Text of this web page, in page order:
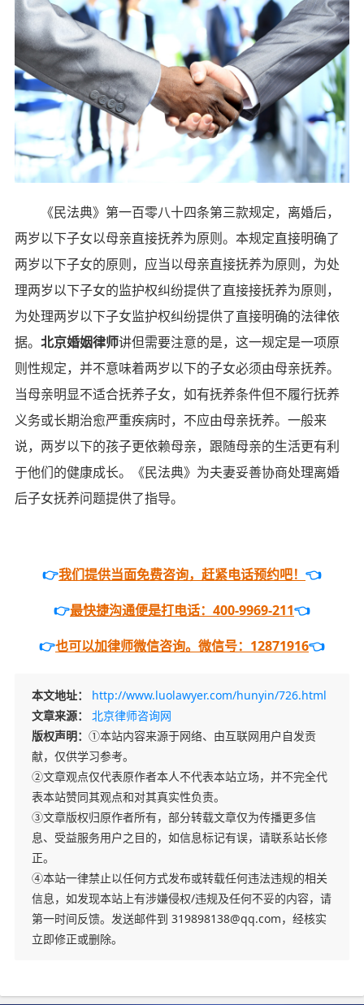
《民法典》第一百零八十四条第三款规定，离婚后，
两岁以下子女以母亲直接抚养为原则。本规定直接明确了
两岁以下子女的原则，应当以母亲直接抚养为原则，为处
理两岁以下子女的监护权纠纷提供了直接接抚养为原则，
为处理两岁以下子女监护权纠纷提供了直接明确的法律依
据。 北京婚姻律师讲但需要注意的是，这一规定是一项原
则性规定，并不意味着两岁以下的子女必须由母亲抚养。
当母亲明显不适合抚养子女，如有抚养条件但不履行抚养
义务或长期治愈严重疾病时，不应由母亲抚养。一般来
说，两岁以下的孩子更依赖母亲，跟随母亲的生活更有利
于他们的健康成长。《民法典》为夫妻妥善协商处理离婚
后子女抚养问题提供了指导。
👉我们提供当面免费咨询，赶紧电话预约吧！ 👈
👉最快捷沟通便是打电话：400-9969-211👈
👉也可以加律师微信咨询。微信号：12871916👈
本文地址：
http://www.luolawyer.com/hunyin/726.html
文章来源：
北京律师咨询网
版权声明： ①本站内容来源于网络、由互联网用户自发贡
献，仅供学习参考。
②文章观点仅代表原作者本人不代表本站立场，并不完全代
表本站赞同其观点和对其真实性负责。
③文章版权归原作者所有，部分转载文章仅为传播更多信
息、受益服务用户之目的，如信息标记有误，请联系站长修
正。
④本站一律禁止以任何方式发布或转载任何违法违规的相关
信息，如发现本站上有涉嫌侵权/违规及任何不妥的内容，请
第一时间反馈。发送邮件到 319898138@qq.com，经核实
立即修正或删除。